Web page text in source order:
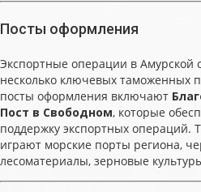
Посты оформления
Экспортные операции в Амурской
несколько ключевых таможенных
посты оформления включают
Пост в Свободном, которые
поддержку экспортных операций.
играют морские порты региона,
лесоматериалы, зерновые